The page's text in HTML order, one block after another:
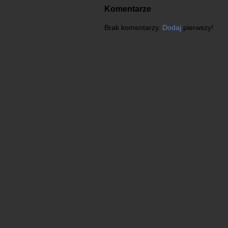
Komentarze
Brak komentarzy. Dodaj pierwszy!